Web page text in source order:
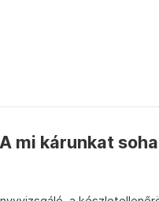
mi kárunkat